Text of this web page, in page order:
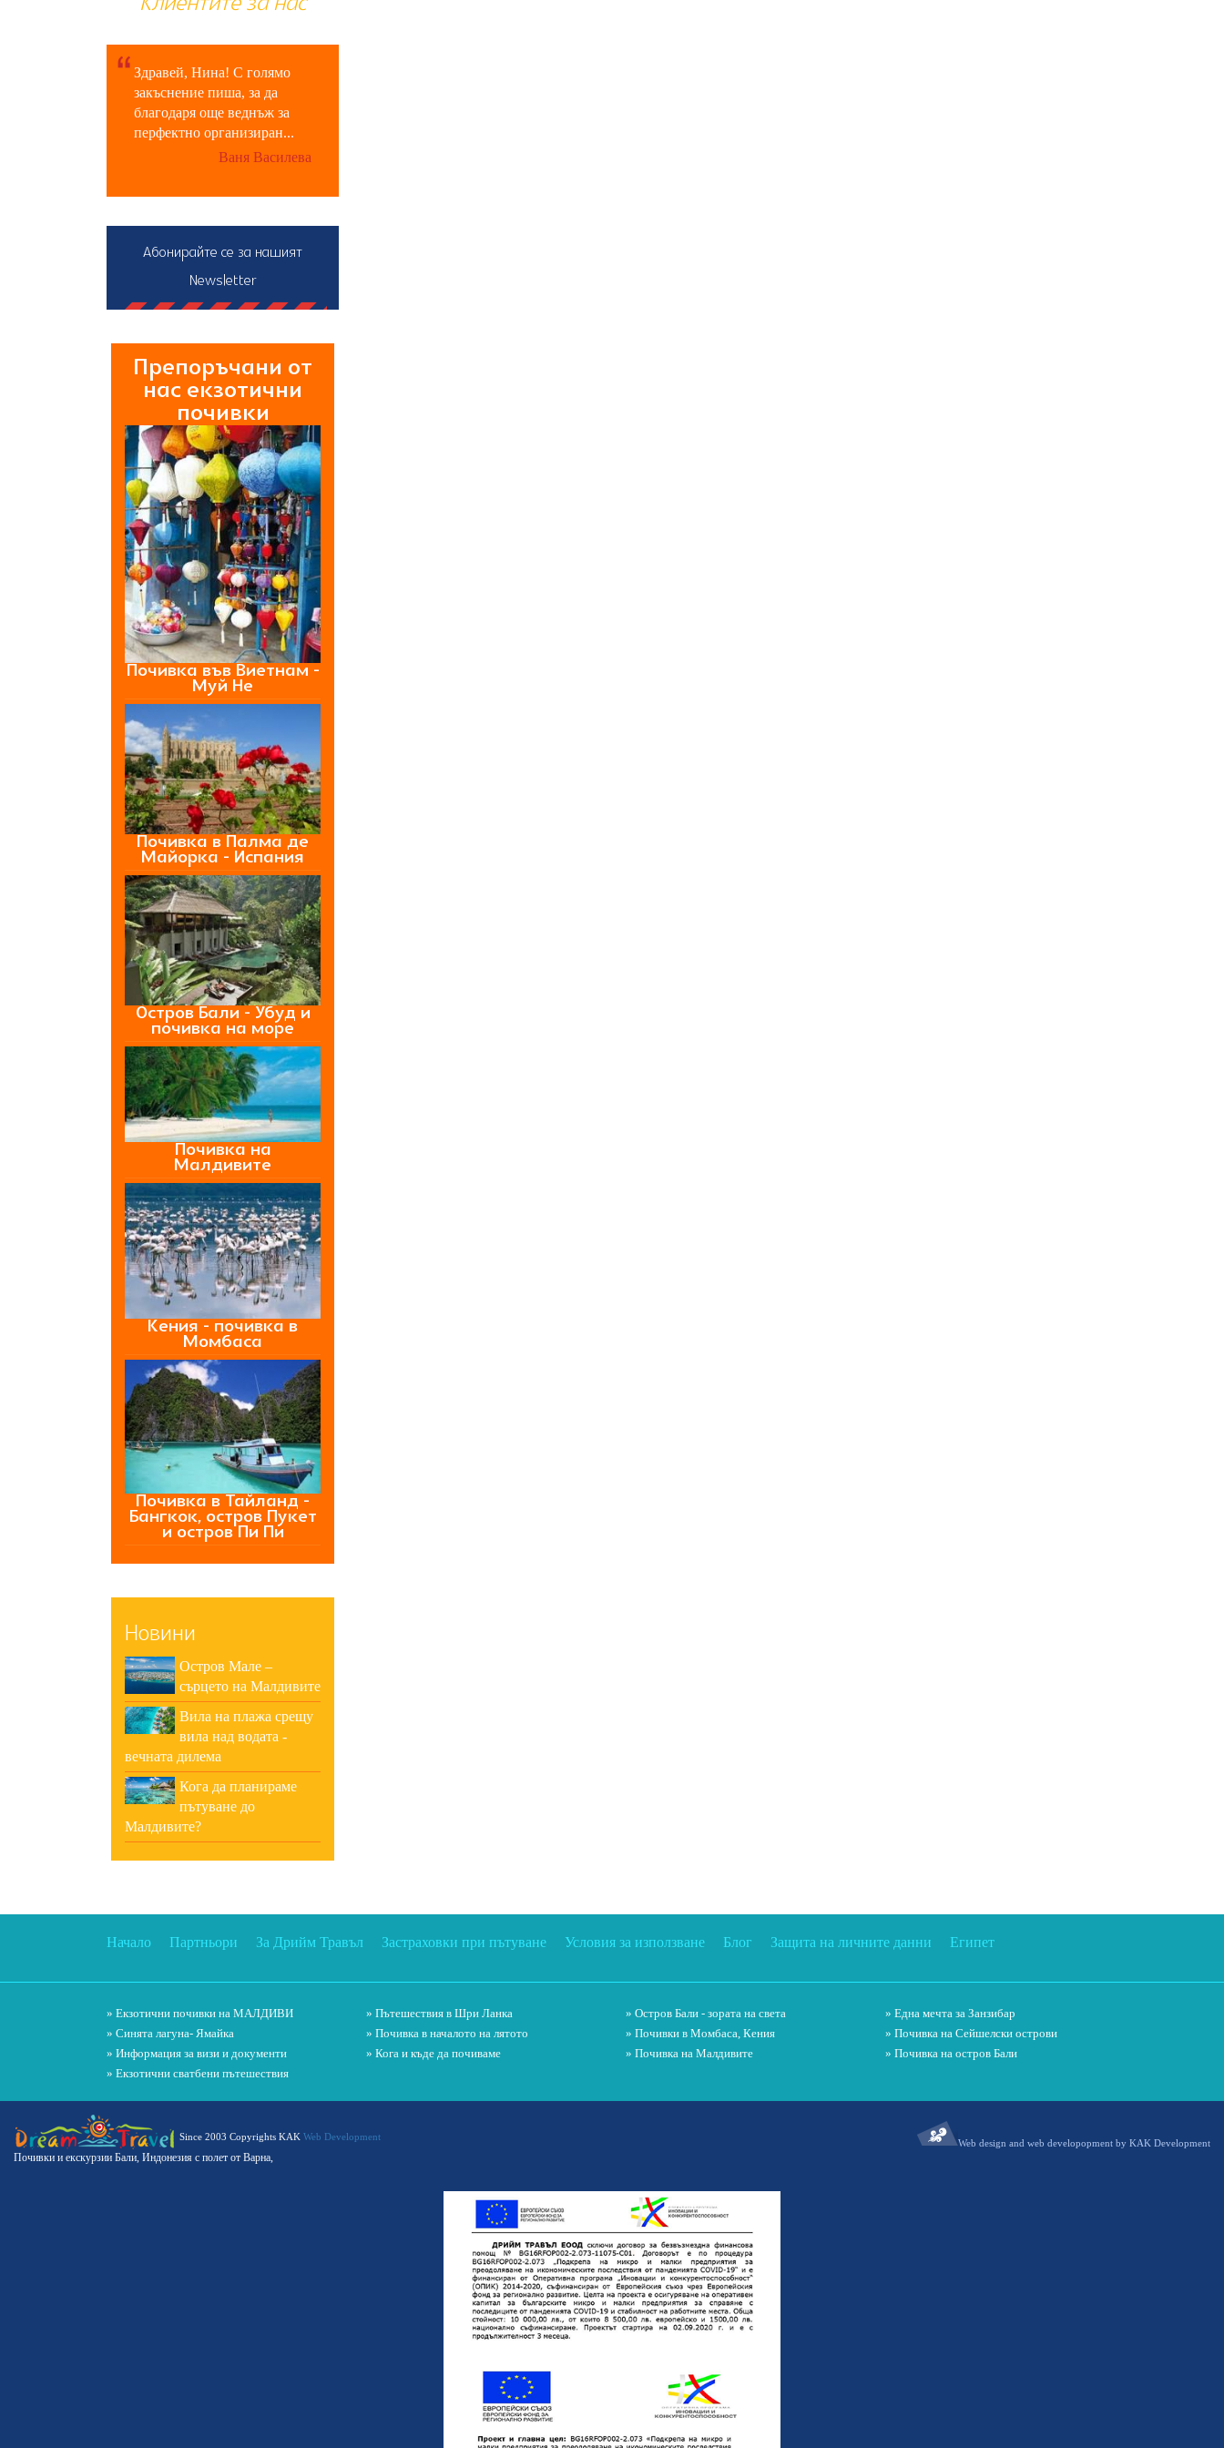
Здравей, Нина! С голямо
закъснение пиша, за да
благодаря още веднъж за
перфектно организиран...
Ваня Василева
Абонирайте се за нашият
Newsletter
Препоръчани от
нас екзотични
почивки
Почивка във Виетнам -
Муй Не
Почивка в Палма де
Майорка - Испания
Остров Бали - Убуд и
почивка на море
Почивка на
Малдивите
Кения - почивка в
Момбаса
Почивка в Тайланд -
Бангкок, остров Пукет
и остров Пи Пи
Новини
Остров Мале –
сърцето на Малдивите
Вила на плажа срещу
вила над водата -
вечната дилема
Кога да планираме
пътуване до
Малдивите?
Начало Партньори За Дрийм Травъл Застраховки при пътуване Условия за използване Блог Защита на личните данни Египет
» Екзотични почивки на МАЛДИВИ » Пътешествия в Шри Ланка » Остров Бали - зората на света
» Една мечта за Занзибар
» Синята лагуна- Ямайка
» Почивка в началото на лятото » Почивки в Момбаса, Кения
» Почивка на Сейшелски острови
» Информация за визи и документи
» Кога и къде да почиваме » Почивка на Малдивите
» Почивка на остров Бали
» Екзотични сватбени пътешествия
Since 2003 Copyrights KAK Web Development
Web design and web developopment by KAK Development
Почивки и екскурзии Бали, Индонезия с полет от Варна,